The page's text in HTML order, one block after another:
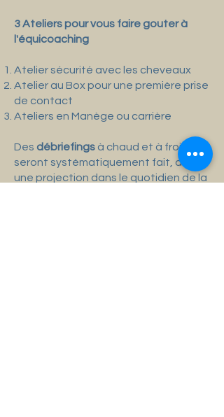
3 Ateliers pour vous faire gouter à
l'équicoaching
Atelier sécurité avec les cheveaux
Atelier au Box pour une première prise
de contact
Ateliers en Manège ou carrière
Des débriefings à chaud et à froid
seront systématiquement fait, avec
une projection dans le quotidien de la